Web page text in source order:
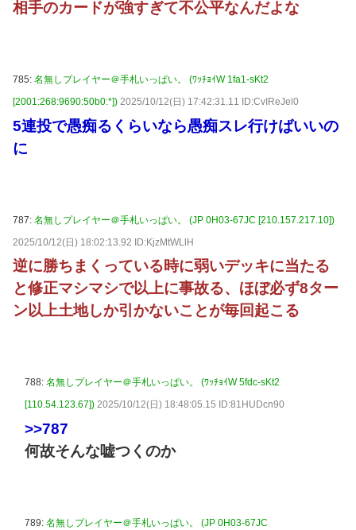
相手のカードが強すぎて不公平なんだよな
785: 名無しプレイヤー＠手札いっぱい。 (ﾜｯﾁｮｲW 1fa1-sKt2
[2001:268:9690:50b0:*]) 2025/10/12(日) 17:42:31.11 ID:CvIReJel0
5連投で愚痴るくらいなら愚痴スレ行けばいいの
に
787: 名無しプレイヤー＠手札いっぱい。 (JP 0H03-67JC [210.157.217.10])
2025/10/12(日) 18:02:13.92 ID:KjzMtWLlH
逆に勝ちまくっている時に弱いデッキに当たる
と修正マシマシで以上に事故る、ほぼ必ず8ター
ン以上土地しか引かないことが毎回起こる
788: 名無しプレイヤー＠手札いっぱい。 (ﾜｯﾁｮｲW 5fdc-sKt2
[110.54.123.67]) 2025/10/12(日) 18:48:05.15 ID:81HUDcn90
>>787
何故そんな嘘つくのか
789: 名無しプレイヤー＠手札いっぱい。 (JP 0H03-67JC